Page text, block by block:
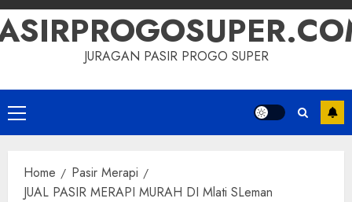
JURAGAN PASIR PROGO SUPER
Primary
Menu
Home
Pasir Merapi
JUAL PASIR MERAPI MURAH DI Mlati SLeman